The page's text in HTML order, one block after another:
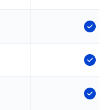
지
지
지